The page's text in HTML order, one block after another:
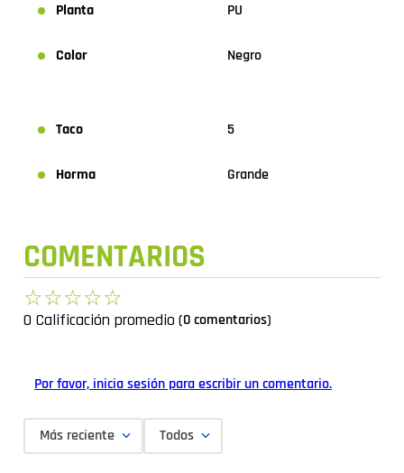
Planta PU
Color Negro
Taco 5
Horma Grande
COMENTARIOS
☆☆☆☆☆
0 Calificación promedio (0 comentarios)
Por favor, inicia sesión para escribir un comentario.
Más reciente Todos